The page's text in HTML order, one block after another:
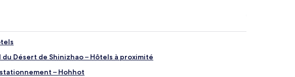
Désert de Shinizhao – Hôtels à proximité
– Hohhot